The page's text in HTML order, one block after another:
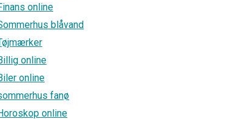
online
blåvand
online
online
fanø
online